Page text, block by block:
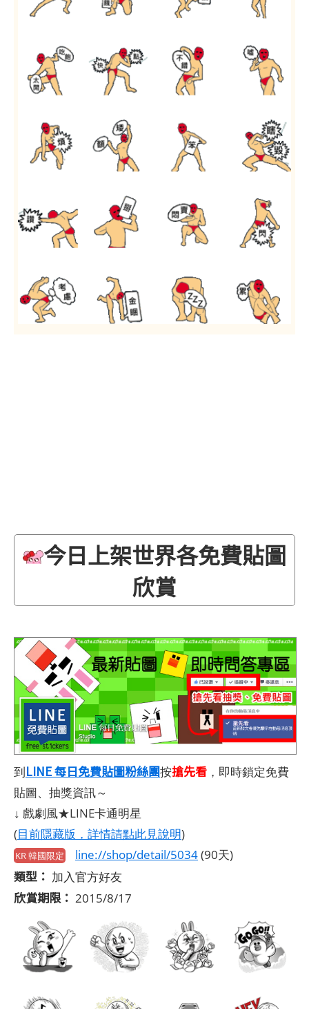
今日上架世界各免費貼圖
欣賞
到LINE 每日免費貼圖粉絲團按搶先看 ，即時鎖定免費
貼圖、抽獎資訊～
↓ 戲劇風★LINE卡通明星
(目前隱藏版，詳情請點此見說明)
KR 韓國限定 line://shop/detail/5034(90天)
類型： 加入官方好友
欣賞期限： 2015/8/17